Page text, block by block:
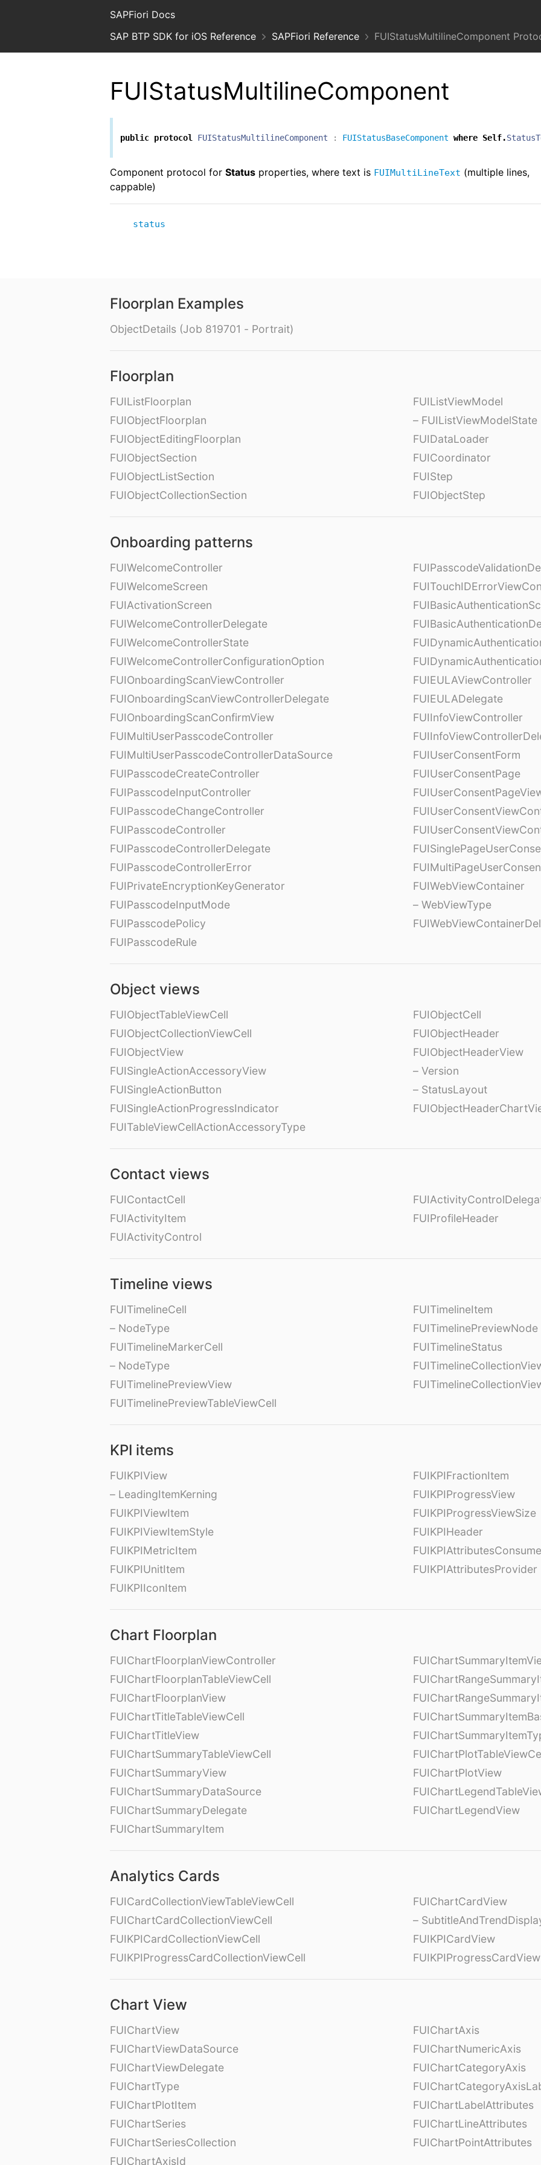
SAPFiori Docs
SAP BTP SDK for iOS Reference
SAPFiori Reference FUIStatusMultilineComponent
FUIStatusMultilineComponent
public protocol FUIStatusMultilineComponent : FUIStatusBaseComponent where Self.
Component protocol for Status properties, where text is FUIMultiLineText (multiple lines,
cappable)
status
Floorplan Examples
ObjectDetails (Job 819701 - Portrait)
Floorplan
FUIListFloorplan
FUIObjectFloorplan
FUIObjectEditingFloorplan
FUIObjectSection
FUIObjectListSection
FUIObjectCollectionSection
FUIListViewModel
– FUIListViewModelState
FUIDataLoader
FUICoordinator
FUIStep
FUIObjectStep
Onboarding patterns
FUIWelcomeController
FUIWelcomeScreen
FUIActivationScreen
FUIWelcomeControllerDelegate
FUIWelcomeControllerState
FUIWelcomeControllerConfigurationOption
FUIOnboardingScanViewController
FUIOnboardingScanViewControllerDelegate
FUIOnboardingScanConfirmView
FUIMultiUserPasscodeController
FUIMultiUserPasscodeControllerDataSource
FUIPasscodeCreateController
FUIPasscodeInputController
FUIPasscodeChangeController
FUIPasscodeController
FUIPasscodeControllerDelegate
FUIPasscodeControllerError
FUIPrivateEncryptionKeyGenerator
FUIPasscodeInputMode
FUIPasscodePolicy
FUIPasscodeRule
FUIEULAViewController
FUIEULADelegate
FUIInfoViewController
FUIUserConsentForm
FUIUserConsentPage
FUIWebViewContainer
– WebViewType
Object views
FUIObjectTableViewCell
FUIObjectCollectionViewCell
FUIObjectView
FUISingleActionAccessoryView
FUISingleActionButton
FUISingleActionProgressIndicator
FUITableViewCellActionAccessoryType
FUIObjectCell
FUIObjectHeader
FUIObjectHeaderView
– Version
– StatusLayout
Contact views
FUIContactCell
FUIActivityItem
FUIActivityControl
FUIProfileHeader
Timeline views
FUITimelineCell
– NodeType
FUITimelineMarkerCell
– NodeType
FUITimelinePreviewView
FUITimelinePreviewTableViewCell
FUITimelineItem
FUITimelinePreviewNode
FUITimelineStatus
KPI items
FUIKPIView
– LeadingItemKerning
FUIKPIViewItem
FUIKPIViewItemStyle
FUIKPIMetricItem
FUIKPIUnitItem
FUIKPIIconItem
FUIKPIFractionItem
FUIKPIProgressView
FUIKPIProgressViewSize
FUIKPIHeader
FUIKPIAttributesProvider
Chart Floorplan
FUIChartFloorplanViewController
FUIChartFloorplanTableViewCell
FUIChartFloorplanView
FUIChartTitleTableViewCell
FUIChartTitleView
FUIChartSummaryTableViewCell
FUIChartSummaryView
FUIChartSummaryDataSource
FUIChartSummaryDelegate
FUIChartSummaryItem
FUIChartPlotView
FUIChartLegendView
Analytics Cards
FUICardCollectionViewTableViewCell
FUIChartCardCollectionViewCell
FUIKPICardCollectionViewCell
FUIKPIProgressCardCollectionViewCell
FUIChartCardView
–
FUIKPICardView
FUIKPIProgressCardView
Chart View
FUIChartView
FUIChartViewDataSource
FUIChartViewDelegate
FUIChartType
FUIChartPlotItem
FUIChartSeries
FUIChartSeriesCollection
FUIChartAxisId
FUIChartAxis
FUIChartNumericAxis
FUIChartCategoryAxis
FUIChartLabelAttributes
FUIChartLineAttributes
FUIChartPointAttributes